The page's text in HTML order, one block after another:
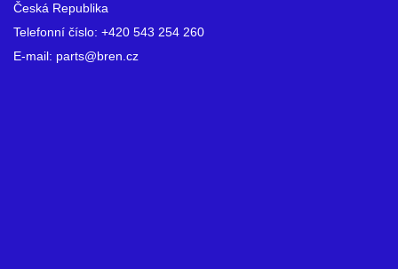
Česká Republika
Telefonní číslo: +420 543 254 260
E-mail: parts@bren.cz